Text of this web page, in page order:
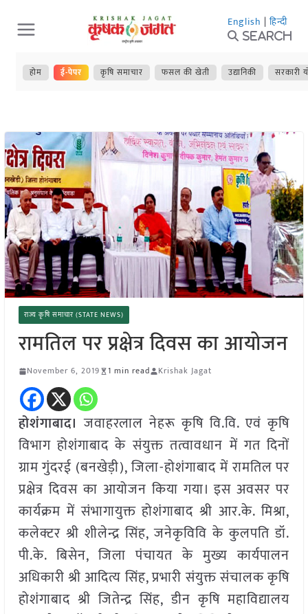
Skip
to
content
English | हिन्दी
Search
होम ई-पेपर कृषि समाचार फसल की खेती उद्यानिकी सरकारी
राज्य कृषि समाचार (STATE NEWS)
रामतिल पर प्रक्षेत्र दिवस का आयोजन
November 6, 2019 1 min read Krishak Jagat
होशंगाबाद। जवाहरलाल नेहरू कृषि वि.वि. एवं कृषि
विभाग होशंगाबाद के संयुक्त तत्वावधान में गत दिनों
ग्राम गुंदरई (बनखेड़ी), जिला-होशंगाबाद में रामतिल पर
प्रक्षेत्र दिवस का आयोजन किया गया। इस अवसर पर
कार्यक्रम में संभागायुक्त होशंगाबाद श्री आर.के. मिश्रा,
कलेक्टर श्री शीलेन्द्र सिंह, जनेकृविवि के कुलपति डॉ.
पी.के. बिसेन, जिला पंचायत के मुख्य कार्यपालन
अधिकारी श्री आदित्य सिंह, प्रभारी संयुक्त संचालक कृषि
होशंगाबाद श्री जितेन्द्र सिंह, डीन कृषि महाविद्यालय